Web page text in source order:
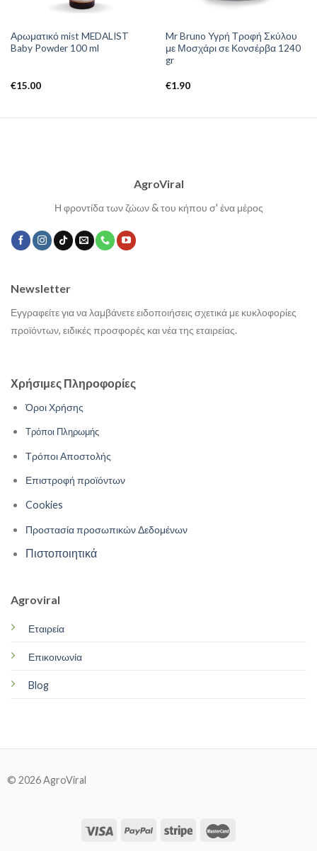
Αρωματικό mist MEDALIST
Baby Powder 100 ml
€15.00
Mr Bruno Υγρή Τροφή Σκύλου
με Μοσχάρι σε Κονσέρβα 1240
gr
€1.90
AgroViral
Η φροντίδα των ζώων & του κήπου σ' ένα μέρος
Χρήσιμες Πληροφορίες
Όροι Χρήσης
Τρόποι Πληρωμής
Τρόποι Αποστολής
Επιστροφή προϊόντων
Cookies
Προστασία προσωπικών Δεδομένων
Πιστοποιητικά
Agroviral
Εταιρεία
Επικοινωνία
Blog
Newsletter
Εγγραφείτε για να λαμβάνετε ειδοποιήσεις σχετικά με κυκλοφορίες
προϊόντων, ειδικές προσφορές και νέα της εταιρείας.
© 2026 AgroViral